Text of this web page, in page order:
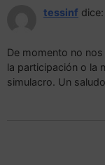
tessinf dice:
De momento no
la participación o la
simulacro. Un